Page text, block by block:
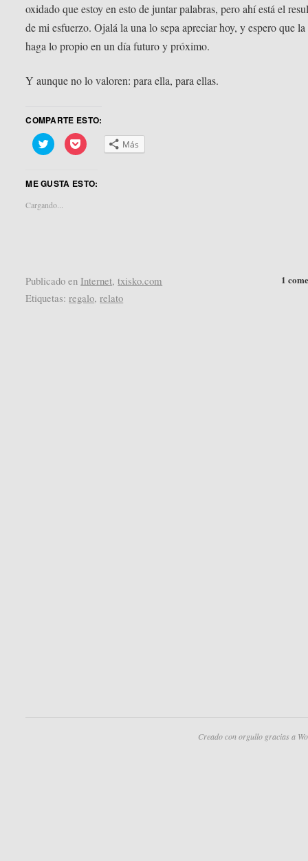
oxidado que estoy en esto de juntar palabras, pero ahí está el
de mi esfuerzo. Ojalá la una lo sepa apreciar hoy, y espero que
haga lo propio en un día futuro y próximo.
Y aunque no lo valoren: para ella, para ellas.
COMPARTE ESTO:
Haz
clic
Twitter
abre
en
Haz
clic
Pocket
Más
ME GUSTA ESTO:
Cargando...
1
Publicado en Internet,txisko.com
Etiquetas: regalo,relato
Creado con orgullo gracias a